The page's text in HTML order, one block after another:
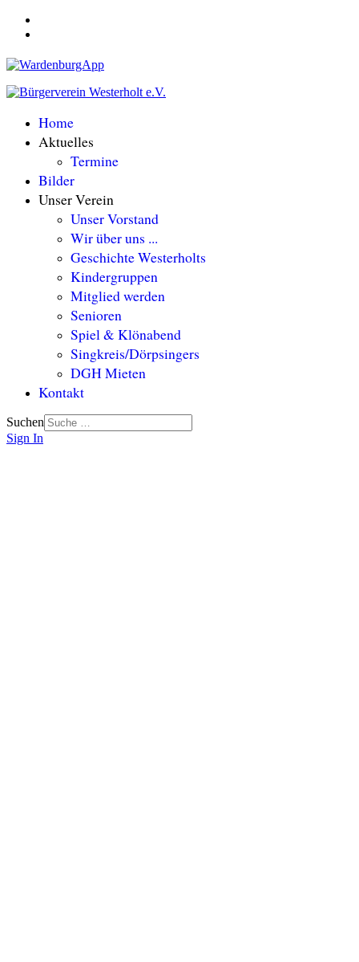
Home
Aktuelles
Termine
Bilder
Unser Verein
Unser Vorstand
Wir über uns ...
Geschichte Westerholts
Kindergruppen
Mitglied werden
Senioren
Spiel & Klönabend
Singkreis/Dörpsingers
DGH Mieten
Kontakt
Suchen
Sign In